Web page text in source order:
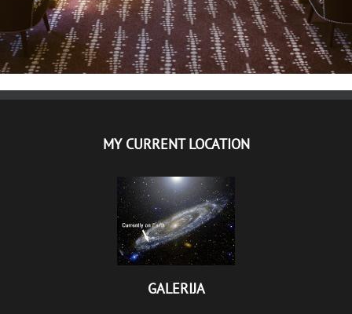
MY CURRENT LOCATION
GALERIJA